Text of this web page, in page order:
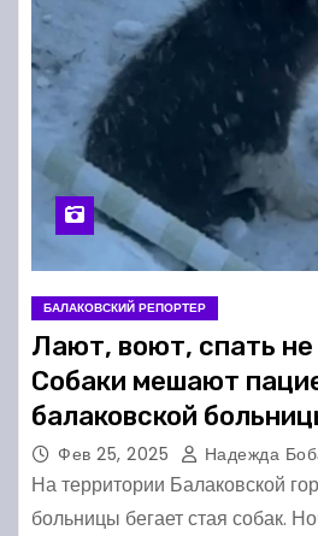
БАЛАКОВСКИЙ РЕПОРТЕР
Лают, воют, спать
Собаки мешают
балаковской
Фев 25, 2025 Надежда
На территории Балаковской
больницы бегает стая собак.